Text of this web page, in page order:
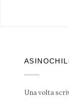
Una volta